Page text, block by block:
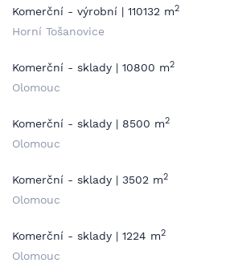
Komerční - výrobní | 110132 m2
Horní Tošanovice
Komerční - sklady | 10800 m2
Olomouc
Komerční - sklady | 8500 m2
Olomouc
Komerční - sklady | 3502 m2
Olomouc
Komerční - sklady | 1224 m2
Olomouc